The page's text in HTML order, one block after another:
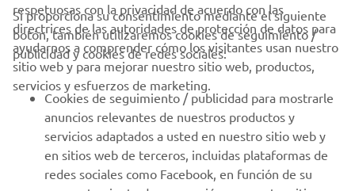
CORPORATIVO
PROFESIONALES
MÁS YAMAHA
AYUDA
respetuosas con la privacidad de acuerdo con las
directrices de las autoridades de protección de datos para
ayudarnos a comprender cómo los visitantes usan nuestro
sitio web y para mejorar nuestro sitio web, productos,
servicios y esfuerzos de marketing.
Si proporciona su consentimiento mediante el siguiente
botón, también utilizaremos cookies de seguimiento /
publicidad y cookies de redes sociales:
Cookies de seguimiento / publicidad para mostrarle
anuncios relevantes de nuestros productos y
servicios adaptados a usted en nuestro sitio web y
en sitios web de terceros, incluidas plataformas de
redes sociales como Facebook, en función de su